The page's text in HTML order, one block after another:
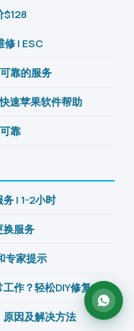
$128
| ESC
靠的服务
速苹果软件帮助
靠
| 1-2小时
服务
专家提示
作？轻松DIY修复
因及解决方法